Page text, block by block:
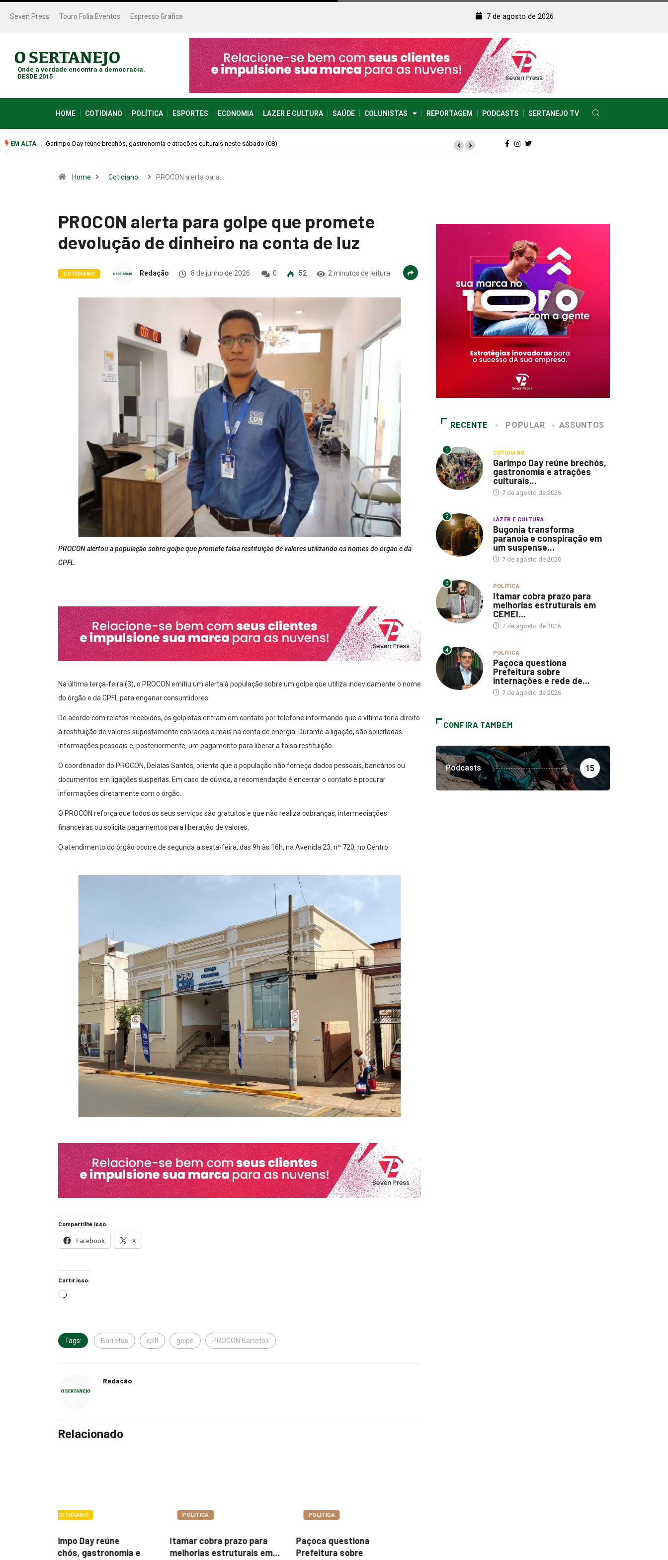
Seven Press Touro Folia Eventos Espresso Gráfica 7 de agosto de 2026
Onde a verdade encontra a democracia.
DESDE 2015
HOME COTIDIANO POLÍTICA ESPORTES ECONOMIA LAZER E CULTURA SAÚDE COLUNISTAS REPORTAGEM PODCASTS SERTANEJO TV
EM ALTA Bugonia transforma paranoia e conspiração em um suspense imprevisível
Home Cotidiano PROCON alerta para…
PROCON alerta para golpe que promete
devolução de dinheiro na conta de luz
COTIDIANO Redação 8 de junho de 2026 0 52 2 minutos de leitura
PROCON alertou a população sobre golpe que promete falsa restituição de valores utilizando os nomes do órgão e da
CPFL.
Na última terça-feira (3), o PROCON emitiu um alerta à população sobre um golpe que utiliza indevidamente o nome
do órgão e da CPFL para enganar consumidores.
De acordo com relatos recebidos, os golpistas entram em contato por telefone informando que a vítima teria direito
à restituição de valores supostamente cobrados a mais na conta de energia. Durante a ligação, são solicitadas
informações pessoais e, posteriormente, um pagamento para liberar a falsa restituição.
O coordenador do PROCON, Delaías Santos, orienta que a população não forneça dados pessoais, bancários ou
documentos em ligações suspeitas. Em caso de dúvida, a recomendação é encerrar o contato e procurar
informações diretamente com o órgão.
O PROCON reforça que todos os seus serviços são gratuitos e que não realiza cobranças, intermediações
financeiras ou solicita pagamentos para liberação de valores.
O atendimento do órgão ocorre de segunda a sexta-feira, das 9h às 16h, na Avenida 23, nº 720, no Centro.
Compartilhe isso:
Facebook X
Curtir isso:
Tags: Barretos cpfl golpe PROCON Barretos
Redação
Relacionado
POLÍTICA
Itamar cobra prazo para
melhorias estruturais em...
POLÍTICA
Paçoca questiona
Prefeitura sobre
COTIDIANO
Garimpo Day reúne
brechós, gastronomia e
RECENTE POPULAR ASSUNTOS
1 COTIDIANO
Garimpo Day reúne brechós,
gastronomia e atrações
culturais...
7 de agosto de 2026
2 LAZER E CULTURA
Bugonia transforma
paranoia e conspiração em
um suspense...
7 de agosto de 2026
3 POLÍTICA
Itamar cobra prazo para
melhorias estruturais em
CEMEI...
7 de agosto de 2026
4 POLÍTICA
Paçoca questiona
Prefeitura sobre
internações e rede de...
7 de agosto de 2026
CONFIRA TAMBEM
Podcasts 15